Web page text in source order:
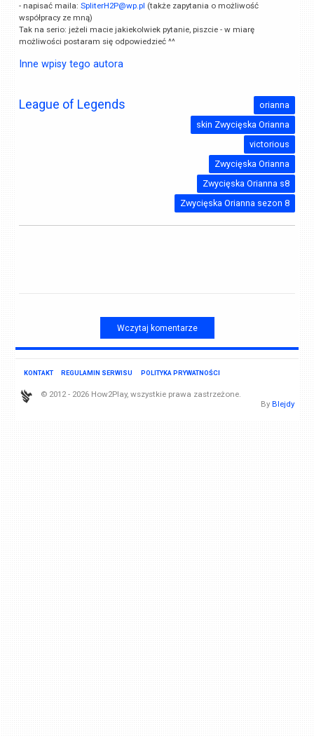
- napisać maila:SpliterH2P@wp.pl (także zapytania o możliwość
współpracy ze mną)
Tak na serio: jeżeli macie jakiekolwiek pytanie, piszcie - w miarę
możliwości postaram się odpowiedzieć ^^
Inne wpisy tego autora
League of Legends
orianna
skin Zwycięska Orianna
victorious
Zwycięska Orianna
Zwycięska Orianna s8
Zwycięska Orianna sezon 8
Wczytaj komentarze
KONTAKT REGULAMIN SERWISU POLITYKA PRYWATNOŚCI
© 2012 - 2026 How2Play, wszystkie prawa zastrzeżone.
By Blejdy